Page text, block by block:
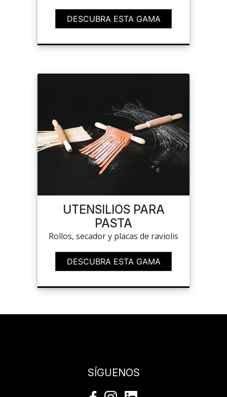
CHEF'S LIST
PORTAIL
DESCUBRA ESTA GAMA
UTENSILIOS PARA
PASTA
Rollos, secador y placas de raviolis
DESCUBRA ESTA GAMA
SÍGUENOS